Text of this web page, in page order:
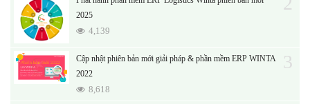
2025
4,139
Cập nhật phiên bản mới giải pháp & phần mềm ERP WINTA
2022
8,618
3